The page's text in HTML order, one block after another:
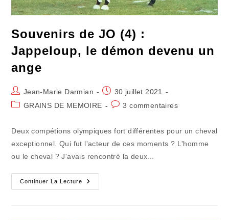
Souvenirs de JO (4) :
Jappeloup, le démon devenu un
ange
Auteur/autrice
de
Jean-Marie Darmian
Publication
publiée :
30 juillet 2021
PostGRAINS DE MEMOIRE
Commentaires
3 commentaires
Deux compétions olympiques fort différentes pour un cheval
exceptionnel. Qui fut l'acteur de ces moments ? L'homme
ou le cheval ? J'avais rencontré la deux...
Continuer La Lecture
Souvenirs
De